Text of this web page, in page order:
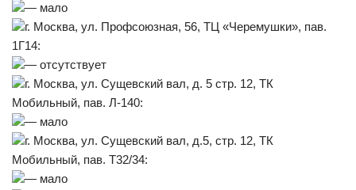
— мало
г. Москва, ул. Профсоюзная, 56, ТЦ «Черемушки», пав.
1Г14:
— отсутствует
г. Москва, ул. Сущевский вал, д. 5 стр. 12, ТК
Мобильный, пав. Л-140:
— мало
г. Москва, ул. Сущевский вал, д.5, стр. 12, ТК
Мобильный, пав. Т32/34:
— мало